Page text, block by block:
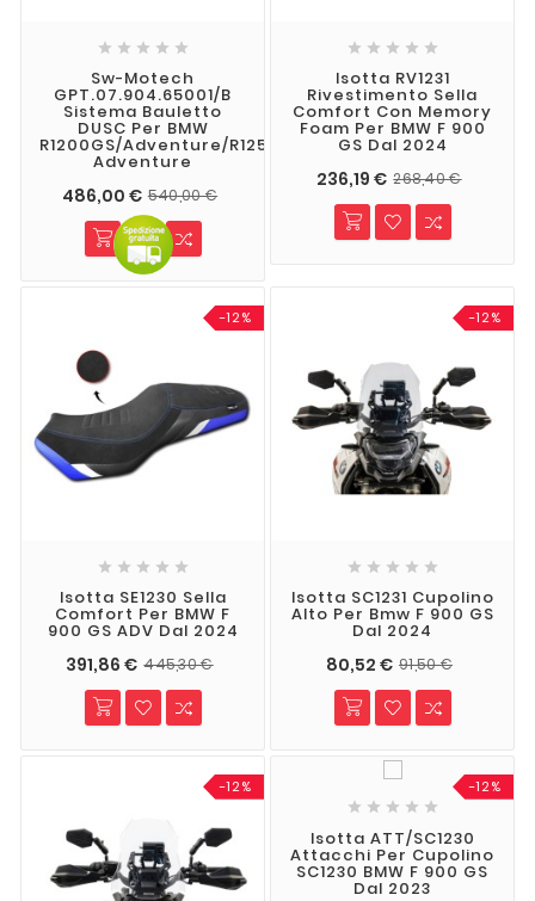
    
Sw-Motech
GPT.07.904.65001/B
Sistema Bauletto
DUSC Per BMW
R1200GS/Adventure/R1250GS/F900GS/F850GS
Adventure
486,00 € 540,00 €
    
Isotta RV1231
Rivestimento Sella
Comfort Con Memory
Foam Per BMW F 900
GS Dal 2024
236,19 € 268,40 €
-12%
    
Isotta SE1230 Sella
Comfort Per BMW F
900 GS ADV Dal 2024
391,86 € 445,30 €
-12%
    
Isotta SC1231 Cupolino
Alto Per Bmw F 900 GS
Dal 2024
80,52 € 91,50 €
-12% -12%
    
Isotta ATT/SC1230
Attacchi Per Cupolino
SC1230 BMW F 900 GS
Dal 2023